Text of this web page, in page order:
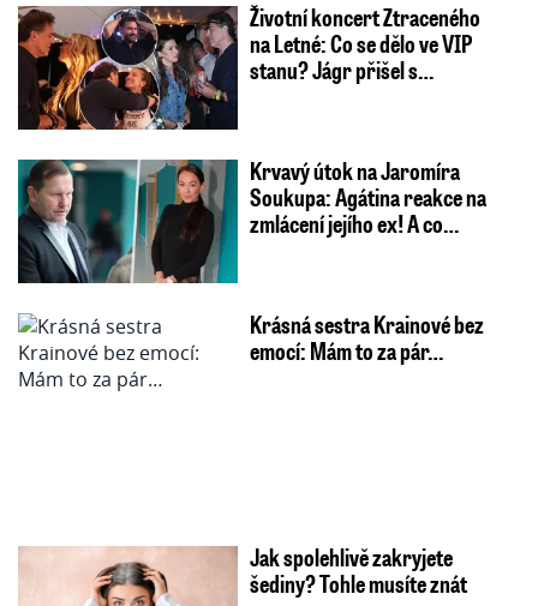
Životní koncert Ztraceného
na Letné: Co se dělo ve VIP
stanu? Jágr přišel s…
Krvavý útok na Jaromíra
Soukupa: Agátina reakce na
zmlácení jejího ex! A co…
Krásná sestra Krainové bez
emocí: Mám to za pár…
Jak spolehlivě zakryjete
šediny? Tohle musíte znát